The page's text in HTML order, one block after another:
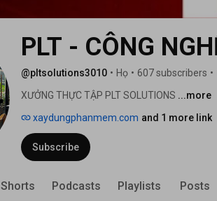
PLT - CÔNG
@pltsolutions3010 • Họ • 607 subscribers •
XƯỞNG THỰC TẬP PLT SOLUTIONS ...more
xaydungphanmem.com and 1 more link
Subscribe
Shorts Podcasts Playlists Posts